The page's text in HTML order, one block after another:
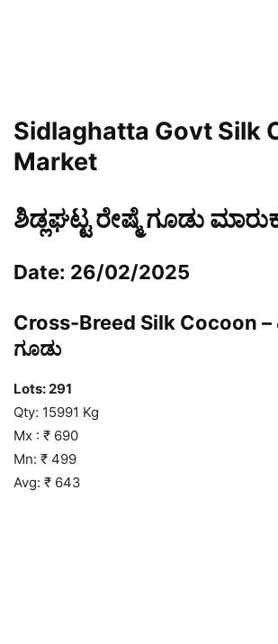
Sidlaghatta Govt Silk
Market
ಶಿಡ್ಲಘಟ್ಟ ರೇಷ್ಮೆ ಗೂಡು
Date: 26/02/2025
Cross-Breed Silk Cocoon –
ಗೂಡು
Lots: 291
Qty: 15991 Kg
Mx : ₹ 690
Mn: ₹ 499
Avg: ₹ 643